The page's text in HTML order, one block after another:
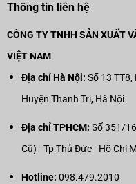
Thông tin liên hệ
CÔNG TY TNHH SẢN XUẤT
VIỆT NAM
Địa chỉ Hà Nội: Số 13
Huyện Thanh Trì, Hà Nội
Địa chỉ TPHCM: Số 351/
Cũ) - Tp Thủ Đức - Hồ Chí
Hotline: 098.479.2010